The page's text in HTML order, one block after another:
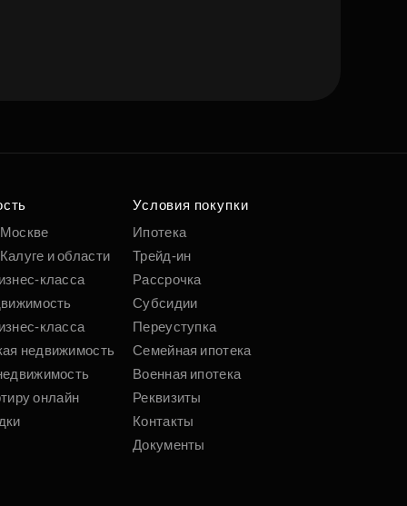
и области
класса
класса
недвижимость
онлайн
Условия покупки
Ипотека
Трейд-ин
Рассрочка
Субсидии
Переуступка
Семейная ипотека
Военная ипотека
Реквизиты
Контакты
Документы